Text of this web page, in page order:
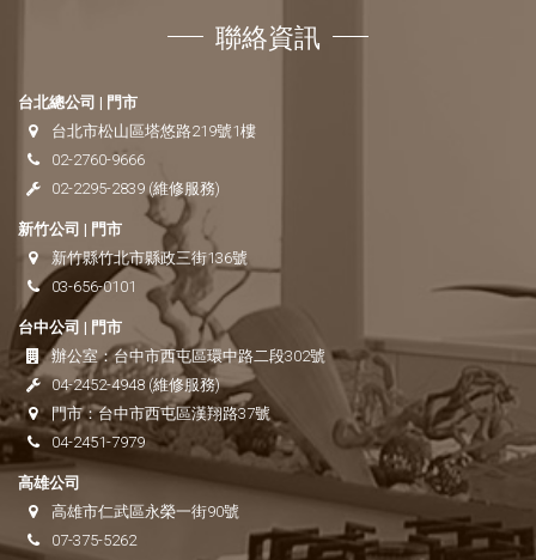
聯絡資訊
台北總公司 | 門市
台北市松山區塔悠路219號1樓
02-2760-9666
02-2295-2839 (維修服務)
新竹公司 | 門市
新竹縣竹北市縣政三街136號
03-656-0101
台中公司 | 門市
辦公室：台中市西屯區環中路二段302號
04-2452-4948 (維修服務)
門市：台中市西屯區漢翔路37號
04-2451-7979
高雄公司
高雄市仁武區永榮一街90號
07-375-5262